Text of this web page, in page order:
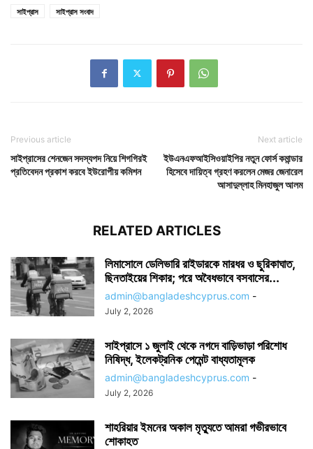
সাইপ্রাস
সাইপ্রাস সংবাদ
Previous article
সাইপ্রাসের শেনজেন সদস্যপদ নিয়ে শিগগিরই
প্রতিবেদন প্রকাশ করবে ইউরোপীয় কমিশন
Next article
ইউএনএফআইসিওয়াইপির নতুন ফোর্স কমান্ডার
হিসেবে দায়িত্ব গ্রহণ করলেন মেজর জেনারেল
আসাদুল্লাহ মিনহাজুল আলম
RELATED ARTICLES
লিমাসোলে ডেলিভারি রাইডারকে মারধর ও ছুরিকাঘাত,
ছিনতাইয়ের শিকার; পরে অবৈধভাবে বসবাসের...
admin@bangladeshcyprus.com -
July 2, 2026
সাইপ্রাসে ১ জুলাই থেকে নগদে বাড়িভাড়া পরিশোধ
নিষিদ্ধ, ইলেকট্রনিক পেমেন্ট বাধ্যতামূলক
admin@bangladeshcyprus.com -
July 2, 2026
শাহরিয়ার ইমনের অকাল মৃত্যুতে আমরা গভীরভাবে
শোকাহত